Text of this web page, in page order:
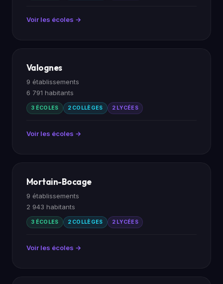
Voir les écoles →
Valognes
9 établissements
6 791 habitants
3 ÉCOLES 2 COLLÈGES 2 LYCÉES
Voir les écoles →
Mortain-Bocage
9 établissements
2 943 habitants
3 ÉCOLES 2 COLLÈGES 2 LYCÉES
Voir les écoles →